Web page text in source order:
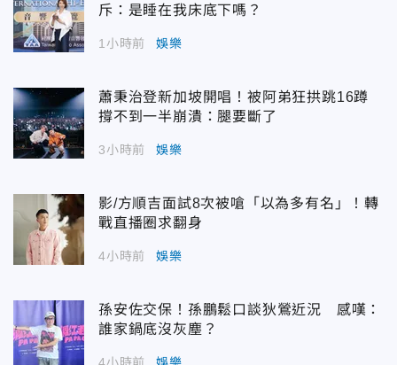
斥：是睡在我床底下嗎？
1小時前 娛樂
蕭秉治登新加坡開唱！被阿弟狂拱跳16蹲
撐不到一半崩潰：腿要斷了
3小時前 娛樂
影/方順吉面試8次被嗆「以為多有名」！轉
戰直播圈求翻身
4小時前 娛樂
孫安佐交保！孫鵬鬆口談狄鶯近況 感嘆：
誰家鍋底沒灰塵？